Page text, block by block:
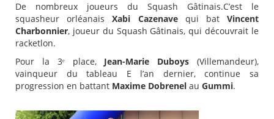
De nombreux joueurs du Squash Gâtinais.C’est le
squasheur orléanaisXabi Cazenavequi batVincent
Charbonnier, joueur du Squash Gâtinais, qui découvrait le
racketlon.
Pour la 3ᵉ place, Jean-Marie Duboys (Villemandeur),
vainqueur du tableau E l’an dernier, continue sa
progression en battant Maxime Dobrenel au Gummi.